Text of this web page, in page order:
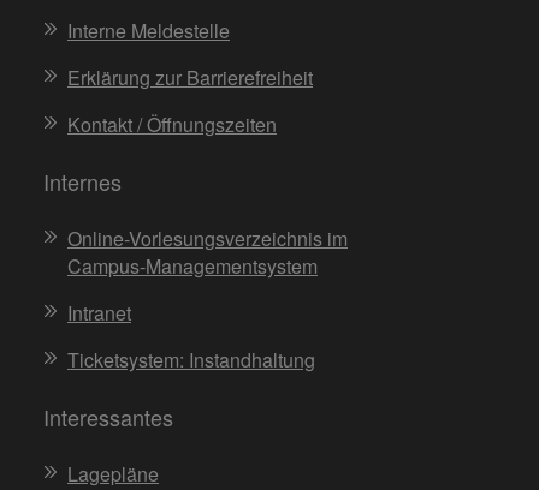
Interne Meldestelle
Erklärung zur Barrierefreiheit
Kontakt / Öffnungszeiten
Internes
Online-Vorlesungsverzeichnis im
Campus-Managementsystem
Intranet
Ticketsystem: Instandhaltung
Interessantes
Lagepläne